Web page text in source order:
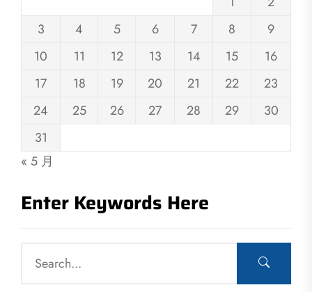
3
4 5 6 7 8
9
10
11 12 13 14 15
16
17
18 19 20 21 22
23
24
25 26 27 28 29
30
31
« 5 月
Enter Keywords Here